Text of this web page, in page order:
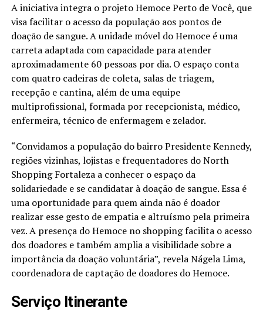
A iniciativa integra o projeto Hemoce Perto de Você, que
visa facilitar o acesso da população aos pontos de
doação de sangue. A unidade móvel do Hemoce é uma
carreta adaptada com capacidade para atender
aproximadamente 60 pessoas por dia. O espaço conta
com quatro cadeiras de coleta, salas de triagem,
recepção e cantina, além de uma equipe
multiprofissional, formada por recepcionista, médico,
enfermeira, técnico de enfermagem e zelador.
“Convidamos a população do bairro Presidente Kennedy,
regiões vizinhas, lojistas e frequentadores do North
Shopping Fortaleza a conhecer o espaço da
solidariedade e se candidatar à doação de sangue. Essa é
uma oportunidade para quem ainda não é doador
realizar esse gesto de empatia e altruísmo pela primeira
vez. A presença do Hemoce no shopping facilita o acesso
dos doadores e também amplia a visibilidade sobre a
importância da doação voluntária”, revela Nágela Lima,
coordenadora de captação de doadores do Hemoce.
Serviço Itinerante